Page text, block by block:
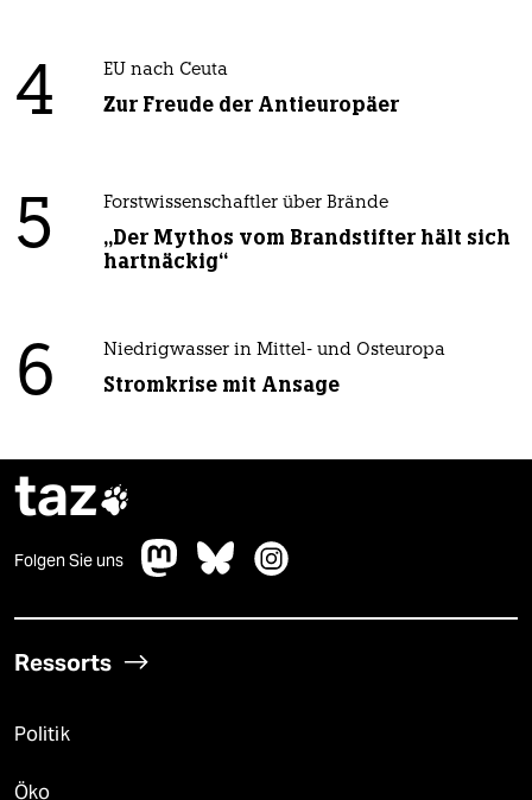
4 EU nach Ceuta
Zur Freude der Antieuropäer
5 Forstwissenschaftler über Brände
„Der Mythos vom Brandstifter hält sich
hartnäckig“
6 Niedrigwasser in Mittel- und Osteuropa
Stromkrise mit Ansage
taz
Folgen Sie uns
Ressorts
Politik
Öko